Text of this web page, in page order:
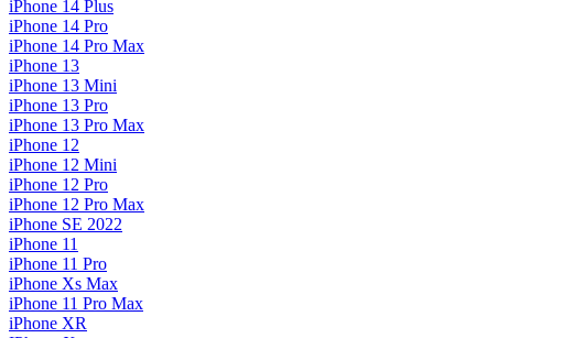
iPhone 14 Plus
iPhone 14 Pro
iPhone 14 Pro Max
iPhone 13
iPhone 13 Mini
iPhone 13 Pro
iPhone 13 Pro Max
iPhone 12
iPhone 12 Mini
iPhone 12 Pro
iPhone 12 Pro Max
iPhone SE 2022
iPhone 11
iPhone 11 Pro
iPhone Xs Max
iPhone 11 Pro Max
iPhone XR